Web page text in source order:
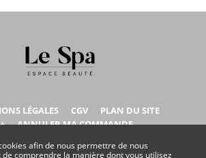
afin de nous permettre de nous
comprendre la manière dont vous utilisez
LÉGALES CGV
PLAN DU SITE
ANNULER MA COMMANDE